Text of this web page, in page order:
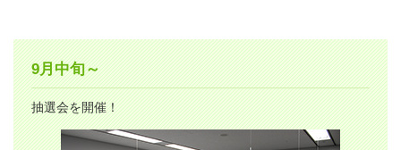
9月中旬～
抽選会を開催！